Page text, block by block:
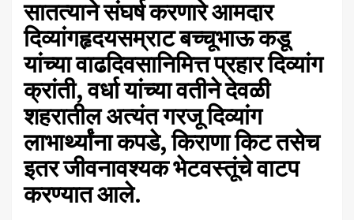
सातत्याने संघर्ष करणारे आमदार
दिव्यांगहृदयसम्राट बच्चूभाऊ कडू
यांच्या वाढदिवसानिमित्त प्रहार दिव्यांग
क्रांती, वर्धा यांच्या वतीने देवळी
शहरातील अत्यंत गरजू दिव्यांग
लाभार्थ्यांना कपडे, किराणा किट तसेच
इतर जीवनावश्यक भेटवस्तूंचे वाटप
करण्यात आले.